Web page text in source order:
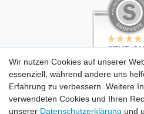
SEHR
5 / 5
bei:
google.de
SEHR
4.99 / 5
bei:
Wir nutzen Cookies auf unserer
essenziell, während andere uns
Erfahrung zu verbessern. Weitere
verwendeten Cookies und Ihren
unserer Daten­schutz­erklärung und